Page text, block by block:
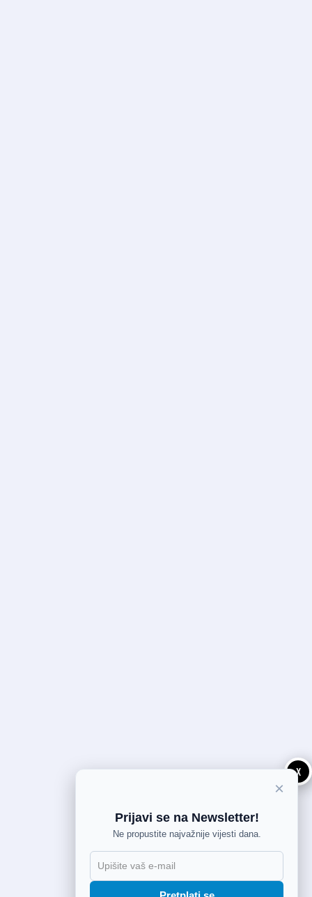
X
×
Prijavi se na Newsletter!
Ne propustite najvažnije vijesti dana.